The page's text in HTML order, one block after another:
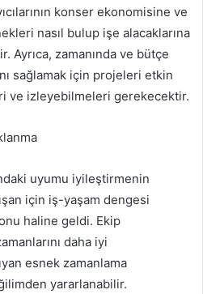
konser ekonomisine ve
nasıl bulup işe alacaklarına
Ayrıca, zamanında ve bütçe
sağlamak için projeleri etkin
ve izleyebilmeleri gerekecektir.
uyumu iyileştirmenin
için iş-yaşam dengesi
haline geldi. Ekip
daha iyi
esnek zamanlama
yararlanabilir.